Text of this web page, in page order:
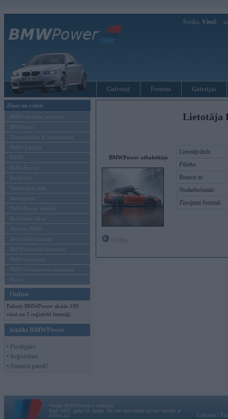
Sveiks, Viesi!
Galvenā Forums Galerijas
Ziņas un raksti
BMW modeļu jaunumi
BMW testi
Tehnoloģijas & sasniegumi
BMW Latvijā
MINI
Rolls-Royce
Pasākumi
Vadāmības tests
Autosports
BMWPower aktuāli
Reklāmas raksti
Mēneša BMW
Sērijveida tūnings
BMW pasaules jaunumi
BMW koncepti
BMW konkurentu jaunumi
Moto
Online
Pašreiz BMWPower skatās 189
viesi un 5 reģistrēti lietotāji.
Ienākt BMWPower
• Pieslēgties
• Reģistrēties
• Aizmirsi paroli?
Lietotāja
BMWPower atbalstītājs
Lietotājvārds:
Pilsēta:
Braucu ar:
Nodarbošanās:
Ziņojumi forumā:
Vortāls BMWPower.lv darbojas
kopš 2002. gada 14. maija. Tas nav auto klubs un nav saistīts ar
BMW AG.
Galvena